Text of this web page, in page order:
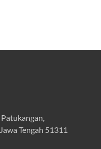
Tengah 51311